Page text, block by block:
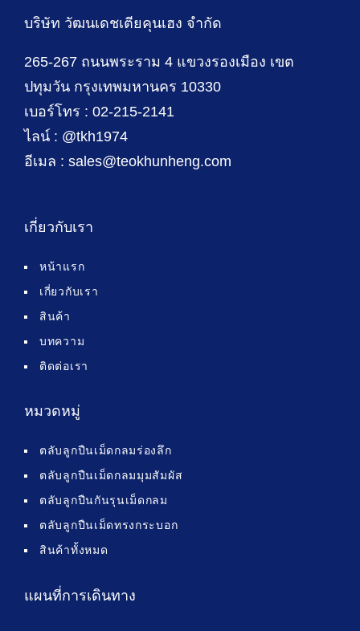
บริษัท วัฒนเดชเตียคุนเฮง จำกัด
265-267 ถนนพระราม 4 แขวงรองเมือง เขต
ปทุมวัน กรุงเทพมหานคร 10330
เบอร์โทร : 02-215-2141
ไลน์ : @tkh1974
อีเมล : sales@teokhunheng.com
เกี่ยวกับเรา
หน้าแรก
เกี่ยวกับเรา
สินค้า
บทความ
ติดต่อเรา
หมวดหมู่
ตลับลูกปืนเม็ดกลมร่องลึก
ตลับลูกปืนเม็ดกลมมุมสัมผัส
ตลับลูกปืนกันรุนเม็ดกลม
ตลับลูกปืนเม็ดทรงกระบอก
สินค้าทั้งหมด
แผนที่การเดินทาง